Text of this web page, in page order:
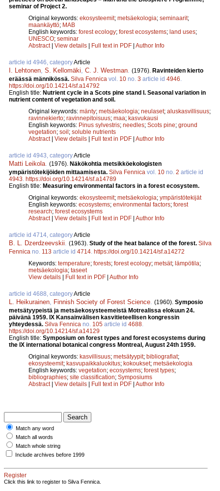
seminar of Project 2.
Original keywords: ekosysteemit; metsäekologia; seminaarit;
maankäyttö; MAB
English keywords: forest ecology; forest ecosystems; land uses;
UNESCO; seminar
Abstract| View details | Full text in PDF | Author Info
article id 4946, categoryArticle
I. Lehtonen S. Kellomäki C. J. Westman (1976). Ravinteiden kierto
eräässä männikössä. Silva Fennica vol. 10 no. 3 article id 4946
https://doi.org/10.14214/sf.a14792
English title: Nutrient cycle in a Scots pine stand I. Seasonal variation in
nutrient content of vegetation and soil.
Original keywords: mänty; metsäekologia; neulaset; aluskasvillisuus;
ravinnekierto; ravinnepitoisuus; maa; kasvukausi
English keywords: Pinus sylvestris; needles; Scots pine; ground
vegetation; soil; soluble nutrients
Abstract| View details | Full text in PDF | Author Info
article id 4943, categoryArticle
Matti Leikola (1976). Näkökohtia metsikköekologisten
ympäristötekijöiden mittaamisesta. Silva Fennica vol. 10 no. 2 article id
4943 https://doi.org/10.14214/sf.a14789
English title: Measuring environmental factors in a forest ecosystem.
Original keywords: ekosysteemit; metsäekologia; ympäristötekijät
English keywords: ecosystems; environmental factors; forest
research; forest ecosystems
Abstract| View details | Full text in PDF | Author Info
article id 4714, categoryArticle
B. L. Dzerdzeevskii (1963). Study of the heat balance of the forest. Silva
Fennica no. 113 article id 4714 https://doi.org/10.14214/sf.a14272
Keywords: temperature; forests; forest ecology; metsät; lämpötila;
metsäekologia; taseet
View details | Full text in PDF | Author Info
article id 4688, categoryArticle
L. Heikurainen Finnish Society of Forest Science (1960). Symposio
metsätyypeistä ja metsäekosysteemeistä Motrealissa elokuun 24.
päivänä 1959. IX Kansainvälisen kasvitieteellisen kongressin
yhteydessä. Silva Fennica no. 105 article id 4688
https://doi.org/10.14214/sf.a14129
English title: Symposium on forest types and forest ecosystems during
the IX international botanical congress Montreal, August 24th 1959.
Original keywords: kasvillisuus; metsätyypit; bibliografiat;
ekosysteemit; kasvupaikkaluokitus; kokoukset; metsäekologia
English keywords: vegetation; ecosystems; forest types;
bibliographies; site classification; Symposiums
Abstract| View details | Full text in PDF | Author Info
Match any word
Match all words
Match whole string
Include archives before 1999
Register
Click this link to register to Silva Fennica.